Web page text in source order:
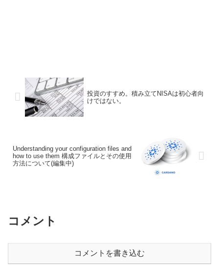
投資のすすめ。積み立てNISAは初心者向
けではない。
Understanding your configuration files and
how to use them 構成ファイルとその使用
方法について(編集中)
コメント
コメントを書き込む